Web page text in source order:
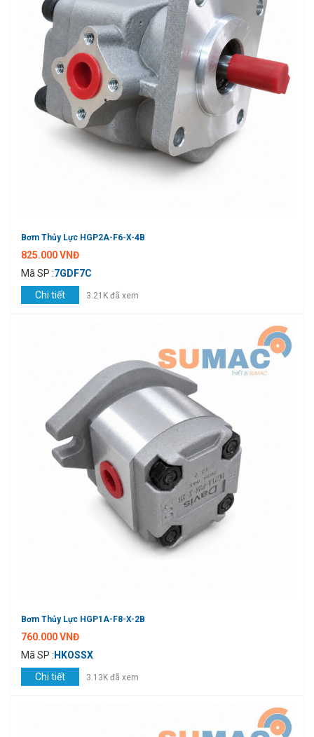
Bơm Thủy Lực HGP2A-F6-X-4B
825.000 VNĐ
Mã SP :7GDF7C
Chi tiết
3.21K đã xem
Bơm Thủy Lực HGP1A-F8-X-2B
760.000 VNĐ
Mã SP : HKOSSX
Chi tiết
3.13K đã xem